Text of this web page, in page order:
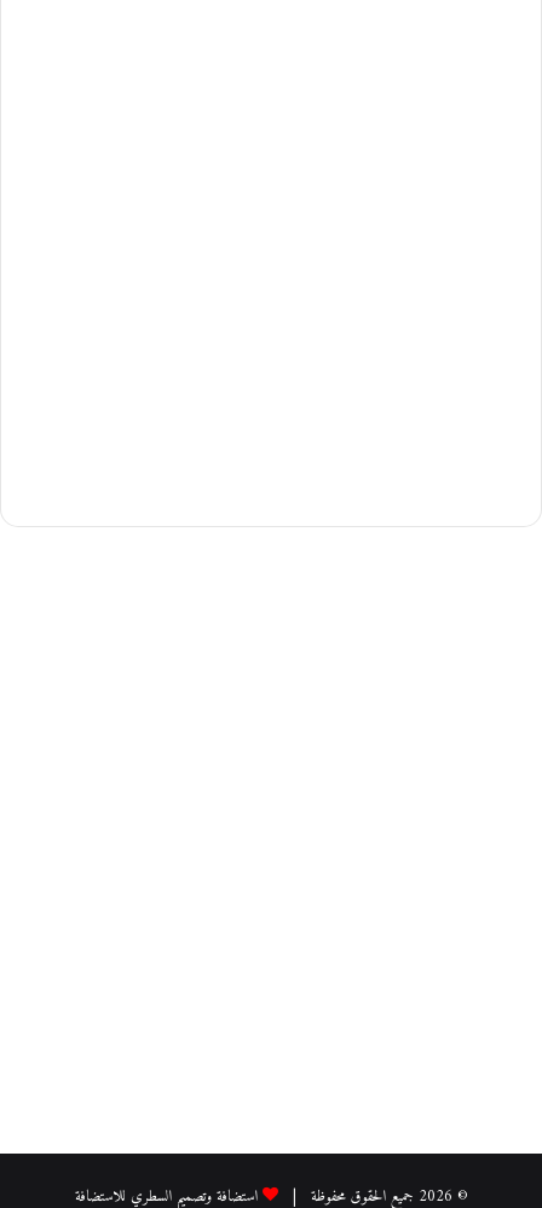
© 2026 جميع الحقوق محفوظة | استضافة وتصميم السطري للاستضافة